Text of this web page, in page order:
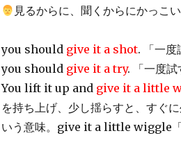
見るからに、聞くからにかっこ
you should give it a shot. 「一度
you should give it a try. 「一度試
You lift it up and give it a little
を持ち上げ、少し揺らすと、すぐに
いう意味。give it a little wiggle「